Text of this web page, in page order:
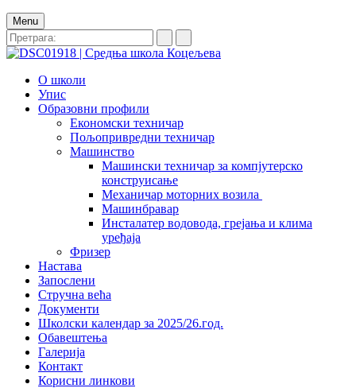
Menu
О школи
Упис
Образовни профили
Економски техничар
Пољопривредни техничар
Машинство
Машински техничар за компјутерско
конструисање
Механичар моторних возила
Машинбравар
Инсталатер водовода, грејања и клима
уређаја
Фризер
Настава
Запослени
Стручна већа
Документи
Школски календар за 2025/26.год.
Обавештења
Галерија
Контакт
Корисни линкови